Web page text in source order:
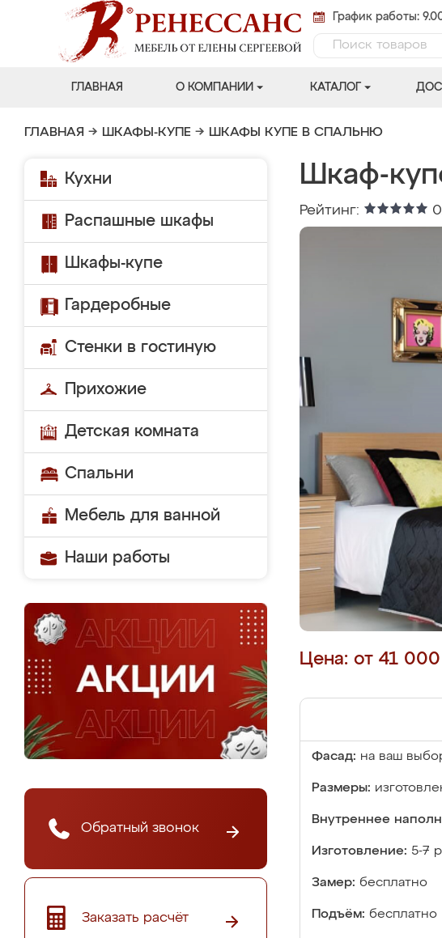
График работы:
ГЛАВНАЯ О КОМПАНИИ КАТАЛОГ
ГЛАВНАЯ → ШКАФЫ-КУПЕ → ШКАФЫ КУПЕ В СПАЛЬНЮ
Кухни
Распашные шкафы
Шкафы-купе
Гардеробные
Стенки в гостиную
Прихожие
Детская комната
Спальни
Мебель для ванной
Наши работы
Обратный звонок
Заказать расчёт
Шкаф-
Рейтинг:
Цена: от 41
Фасад: на ваш
Размеры:
Внутреннее
Изготовление: 5-7
Замер: бесплатно
Подъём: бесплатно